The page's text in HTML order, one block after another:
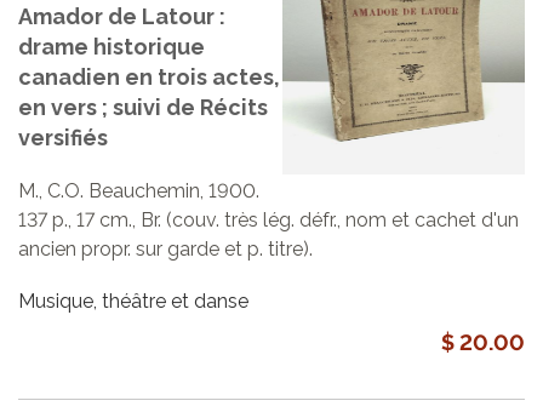
Amador de Latour :
drame historique
canadien en trois actes,
en vers ; suivi de Récits
versifiés
M., C.O. Beauchemin, 1900.
137 p., 17 cm., Br. (couv. très lég. défr., nom et cachet d'un
ancien propr. sur garde et p. titre).
Musique, théâtre et danse
$ 20.00